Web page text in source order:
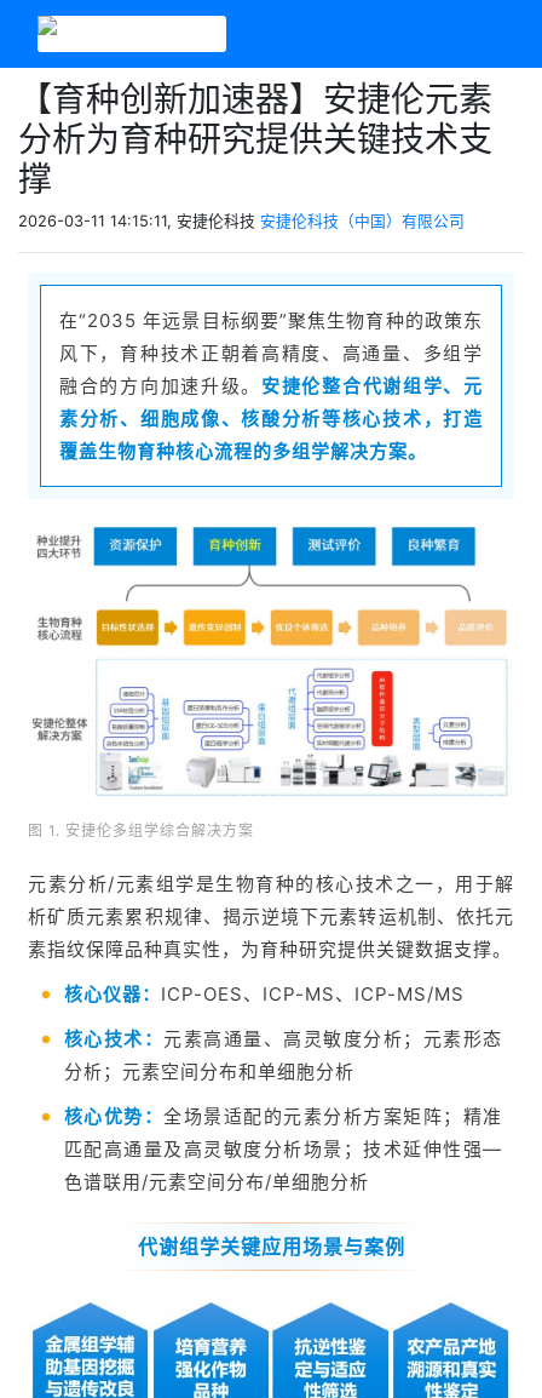
【育种创新加速器】安捷伦元素
分析为育种研究提供关键技术支
撑
2026-03-11 14:15:11, 安捷伦科技 安捷伦科技（中国）有限公司
在“2035 年远景目标纲要”聚焦生物育种的政策东
风下，育种技术正朝着高精度、高通量、多组学
融合的方向加速升级。 安捷伦整合代谢组学、元
素分析、细胞成像、核酸分析等核心技术，打造
覆盖生物育种核心流程的多组学解决方案。
图 1. 安捷伦多组学综合解决方案
元素分析/元素组学是生物育种的核心技术之一，用于解
析矿质元素累积规律、揭示逆境下元素转运机制、依托元
素指纹保障品种真实性，为育种研究提供关键数据支撑。
核心仪器： ICP-OES、ICP-MS、ICP-MS/MS
核心技术：元素高通量、高灵敏度分析；元素形态
分析；元素空间分布和单细胞分析
核心优势：全场景适配的元素分析方案矩阵；精准
匹配高通量及高灵敏度分析场景；技术延伸性强—
色谱联用/元素空间分布/单细胞分析
代谢组学关键应用场景与案例